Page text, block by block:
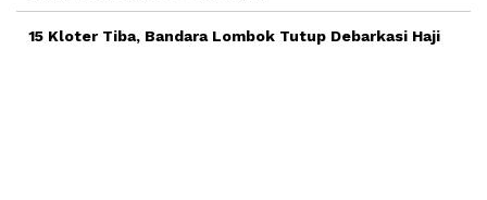
15 Kloter Tiba, Bandara Lombok Tutup Debarkasi Haji